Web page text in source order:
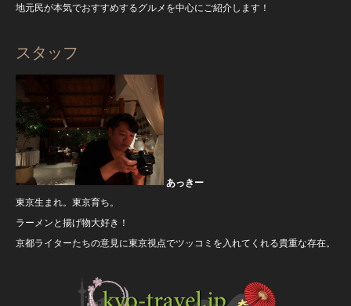
地元民が本気でおすすめするグルメを中心にご紹介します！
スタッフ
あっきー
東京生まれ。東京育ち。
ラーメンと揚げ物大好き！
京都ライターたちの意見に東京視点でツッコミを入れてくれる貴重な存在。